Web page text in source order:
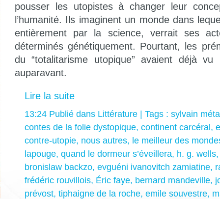
pousser les utopistes à changer leur
l’humanité. Ils imaginent un monde dans
entièrement par la science, verrait ses
déterminés génétiquement. Pourtant, les
du “totalitarisme utopique” avaient déjà
auparavant.
Lire la suite
13:24 Publié dans Littérature | Tags : sylvain
contes de la folie dystopique, continent carcéral,
contre-utopie, nous autres, le meilleur des
lapouge, quand le dormeur s’éveillera, h. g. wells
bronislaw backzo, evguéni ivanovitch zamiatine,
frédéric rouvillois, Éric faye, bernard mandeville,
prévost, tiphaigne de la roche, emile souvestre,